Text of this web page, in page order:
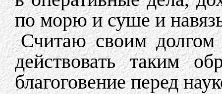
по морю и суше и
Считаю своим долгом
действовать таким
благоговение перед